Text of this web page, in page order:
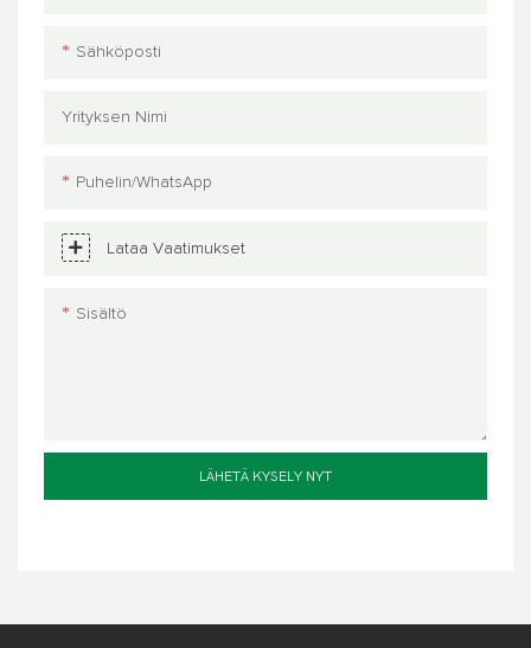
Sähköposti
Yrityksen Nimi
Puhelin/WhatsApp
Lataa Vaatimukset
Sisältö
LÄHETÄ KYSELY NYT